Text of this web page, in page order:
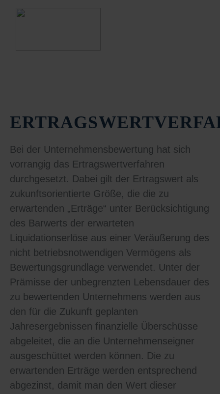
Bei der Unternehmensbewertung hat sich
vorrangig das Ertragswertverfahren
durchgesetzt. Dabei gilt der Ertragswert als
zukunftsorientierte Größe, die die zu
erwartenden „Erträge“ unter Berücksichtigung
des Barwerts der erwarteten
Liquidationserlöse aus einer Veräußerung des
nicht betriebsnotwendigen Vermögens als
Bewertungsgrundlage verwendet. Unter der
Prämisse der unbegrenzten Lebensdauer des
zu bewertenden Unternehmens werden aus
den für die Zukunft geplanten
Jahresergebnissen finanzielle Überschüsse
abgeleitet, die an die Unternehmenseigner
ausgeschüttet werden können. Die zu
erwartenden Erträge werden entsprechend
abgezinst, damit man den Wert dieser